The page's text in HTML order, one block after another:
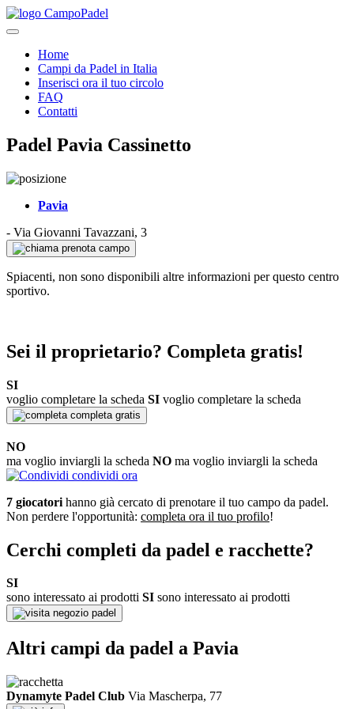
Home
Campi da Padel in Italia
Inserisci ora il tuo circolo
FAQ
Contatti
Padel Pavia Cassinetto
Pavia
- Via Giovanni Tavazzani, 3
prenota campo
Spiacenti, non sono disponibili altre informazioni per questo centro
sportivo.
Sei il proprietario? Completa gratis!
SI
voglio completare la scheda SI voglio completare la scheda
completa gratis
NO
ma voglio inviargli la scheda NO ma voglio inviargli la scheda
condividi ora
7 giocatori hanno già cercato di prenotare il tuo campo da padel.
Non perdere l'opportunità: completa ora il tuo profilo!
Cerchi completi da padel e racchette?
SI
sono interessato ai prodotti SI sono interessato ai prodotti
negozio padel
Altri campi da padel a Pavia
Dynamyte Padel Club Via Mascherpa, 77